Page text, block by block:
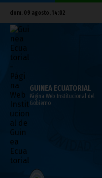
dom. 09 agosto, 14:02
GUINEA ECUATORIAL
Página Web Institucional del
Gobierno
ÁFRICA